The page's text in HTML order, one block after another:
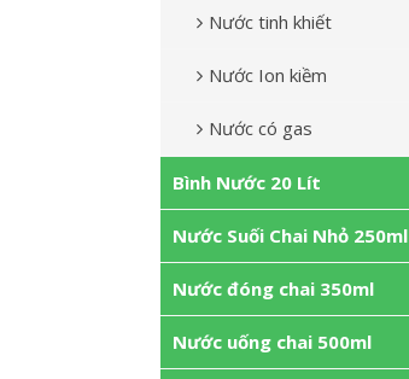
Nước tinh khiết
Nước Ion kiềm
Nước có gas
Bình Nước 20 Lít
Nước Suối Chai Nhỏ 250ml
Nước đóng chai 350ml
Nước uống chai 500ml